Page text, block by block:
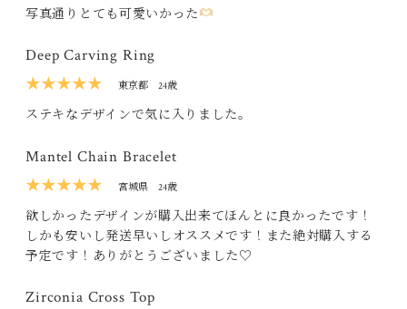
写真通りとても可愛いかった
Deep Carving Ring
★★★★★
東京都 24歳
ステキなデザインで気に入りました。
Mantel Chain Bracelet
★★★★★
宮城県 24歳
欲しかったデザインが購入出来てほんとに良かったです！
しかも安いし発送早いしオススメです！また絶対購入する
予定です！ありがとうございました♡
Zirconia Cross Top